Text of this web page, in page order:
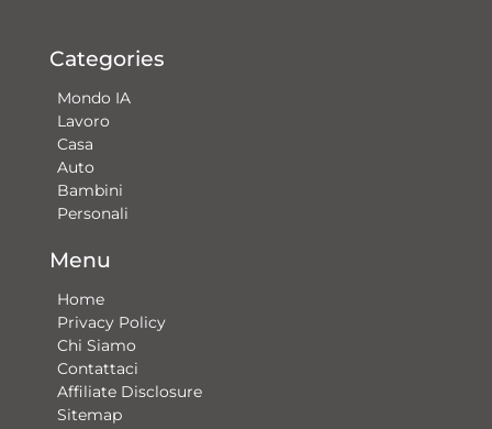
Categories
Mondo IA
Lavoro
Casa
Auto
Bambini
Personali
Menu
Home
Privacy Policy
Chi Siamo
Contattaci​
Affiliate Disclosure
Sitemap